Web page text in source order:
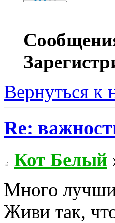
Вернуться к
Re:
Кот Белый
Много
Живи так,